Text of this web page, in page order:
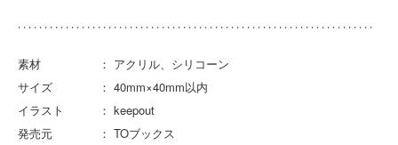
素材 ： アクリル、シリコーン
サイズ ： 40mm×40mm以内
イラスト ： keepout
発売元 ： TOブックス